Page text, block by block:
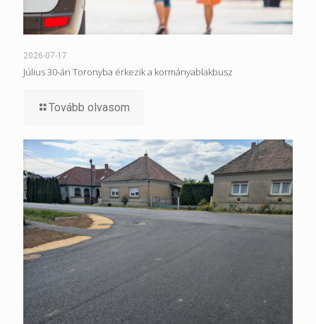
2026-07-17
Július 30-án Toronyba érkezik a kormányablakbusz
Tovább olvasom